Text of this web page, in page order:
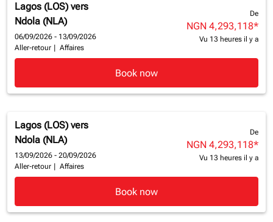
Lagos (LOS) vers
Ndola (NLA)
06/09/2026 - 13/09/2026
Aller-retour
Affaires
De
NGN 4,293,118*
Vu 13 heures il y a
Book now
Lagos (LOS) vers
Ndola (NLA)
13/09/2026 - 20/09/2026
Aller-retour
Affaires
De
NGN 4,293,118*
Vu 13 heures il y a
Book now